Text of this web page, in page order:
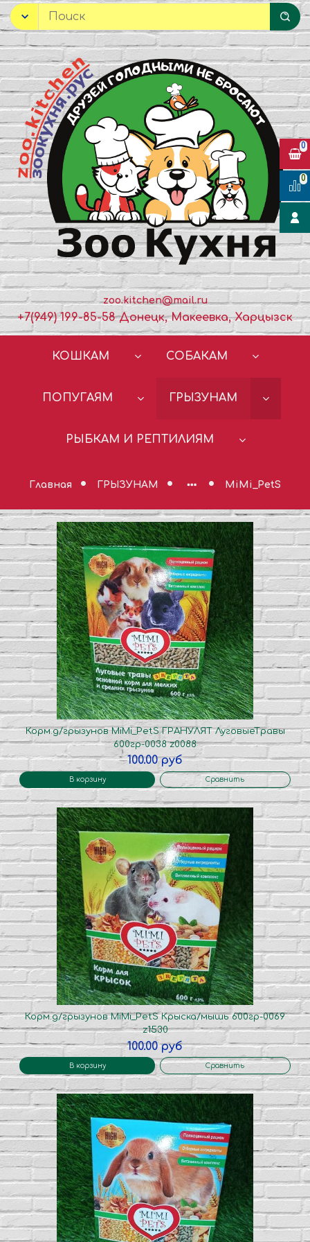
zoo.kitchen@mail.ru
+7(949) 199-85-58 Донецк, Макеевка, Харцызск
КОШКАМ СОБАКАМ
ПОПУГАЯМ ГРЫЗУНАМ
РЫБКАМ И РЕПТИЛИЯМ
Главная ГРЫЗУНАМ MiMi_PetS
Корм.д/грызунов MiMi_PetS ГРАНУЛЯТ ЛуговыеТравы
600гр-0038 z0088
100.00 руб
В корзину Сравнить
Корм.д/грызунов MiMi_PetS Крыска/мышь 600гр-0069
z1530
100.00 руб
В корзину Сравнить
0
0